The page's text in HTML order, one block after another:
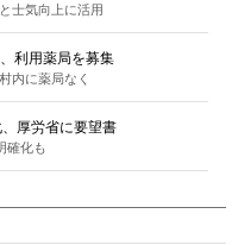
士気向上に活用
利用薬局を募集
内に薬局なく
、厚労省に要望書
確化も